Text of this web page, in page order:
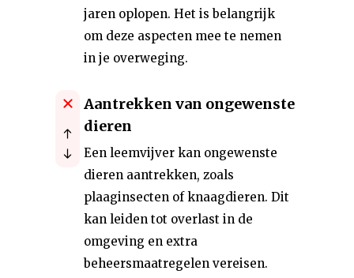
jaren oplopen. Het is belangrijk
om deze aspecten mee te nemen
in je overweging.
Aantrekken van ongewenste
dieren
Een leemvijver kan ongewenste
dieren aantrekken, zoals
plaaginsecten of knaagdieren. Dit
kan leiden tot overlast in de
omgeving en extra
beheersmaatregelen vereisen.